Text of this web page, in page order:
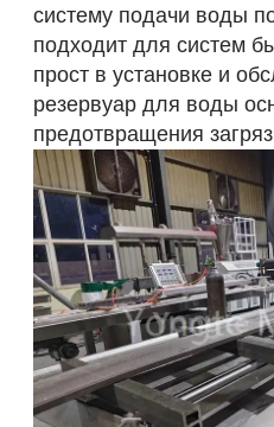
систему подачи воды
подходит для систем
прост в установке и
резервуар для воды
предотвращения